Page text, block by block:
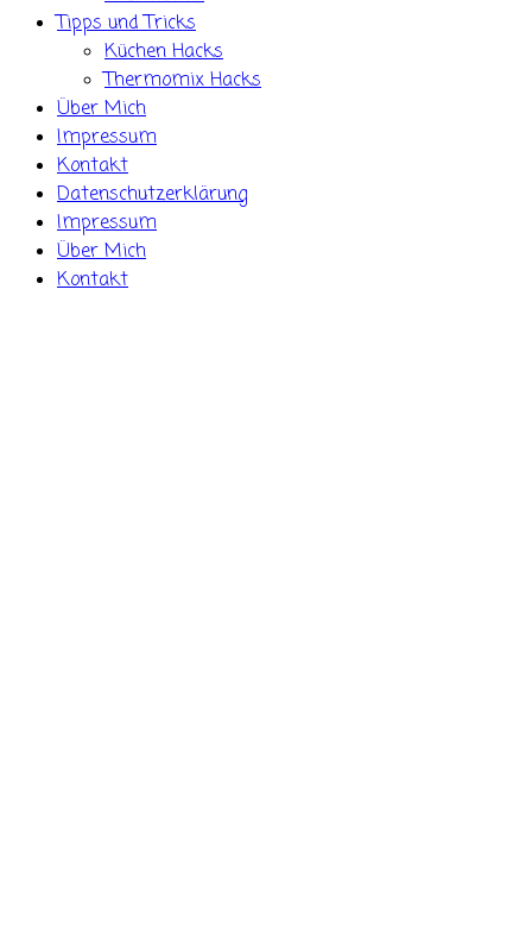
Tipps und Tricks
Küchen Hacks
Thermomix Hacks
Über Mich
Impressum
Kontakt
Datenschutzerklärung
Impressum
Über Mich
Kontakt